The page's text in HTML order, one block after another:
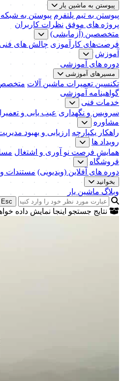
پیوستن به ماشین یار
پیوستن به تیم پلتفرم پیوستن به
پروژه های موفق نظرات کاربران
متخصصین (آزمایشی)
فرصت‌های کارآموزی چالش های فنی
آموزش
دوره های آموزشی
مسیرهای آموزشی
تکنسین تعمیرات ماشین آلات متخصص
گواهینامه آموزشی
خدمات فنی
سرویس و نگهداری عیب یابی و
مشاوره
راهکار یکپارچه ارزیابی و بهبود
رویداد ها
همایش فرصت نو آوری و اشتغال
فروشگاه
دوره های آفلاین (ویدیویی) مستندات
بخوانید
وبلاگ ماشین یار
Esc
نتایج جستجو اینجا نمایش داده